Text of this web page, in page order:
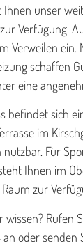
Ihnen unser
Verfügung.
Verweilen ein.
schaffen
eine
befindet sich
im
Für
Ihnen im
Raum zur
Rufen
oder senden